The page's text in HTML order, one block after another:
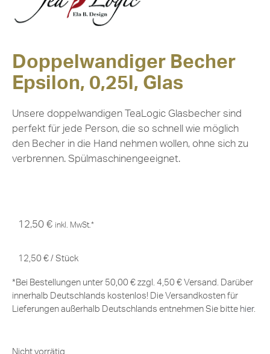
Doppelwandiger Becher
Epsilon, 0,25l, Glas
Unsere doppelwandigen TeaLogic Glasbecher sind
perfekt für jede Person, die so schnell wie möglich
den Becher in die Hand nehmen wollen, ohne sich zu
verbrennen. Spülmaschinengeeignet.
12,50 € inkl. MwSt.*
12,50 € / Stück
*Bei Bestellungen unter 50,00 € zzgl. 4,50 € Versand. Darüber
innerhalb Deutschlands kostenlos! Die Versandkosten für
Lieferungen außerhalb Deutschlands entnehmen Sie bitte hier.
Nicht vorrätig